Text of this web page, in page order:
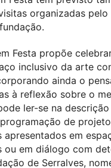
organizadas pelo
Festa propõe
inclusivo da arte
ainda o
à reflexão sobre o
ler-se na
de
em
ou em diálogo com
de Serralves,